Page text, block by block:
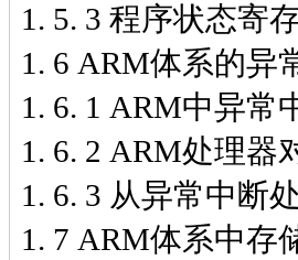
1. 5. 3 程序状态寄
1. 6 ARM体系的异
1. 6. 1 ARM中异常
1. 6. 2 ARM处理器
1. 6. 3 从异常中断
1. 7 ARM体系中存